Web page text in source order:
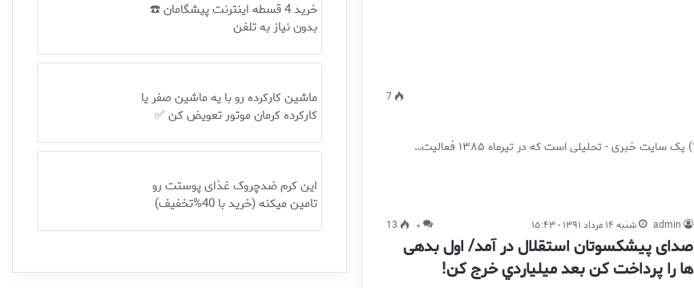
7
admin شنبه ۱۴ مرداد ۱۳۹۱ - ۱۵:۴۳ ۰ 13
صدای پیشکسوتان استقلال در آمد/ اول بدهی
ها را پرداخت کن بعد ميلياردي خرج کن!
خرید 4 قسطه اینترنت پیشگامان ☎️
بدون نیاز به تلفن
ماشین کارکرده رو با یه ماشین صفر یا
کارکرده کرمان موتور تعویض کن ✅
این کرم ضدچروک غذای پوستت رو
تامین میکنه (خرید با 40%تخفیف)